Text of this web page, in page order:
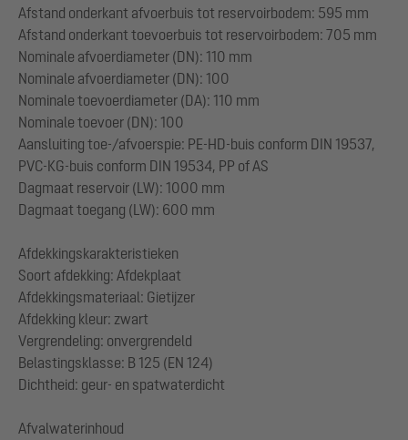
Afstand onderkant afvoerbuis tot reservoirbodem: 595 mm
Afstand onderkant toevoerbuis tot reservoirbodem: 705 mm
Nominale afvoerdiameter (DN): 110 mm
Nominale afvoerdiameter (DN): 100
Nominale toevoerdiameter (DA): 110 mm
Nominale toevoer (DN): 100
Aansluiting toe-/afvoerspie: PE-HD-buis conform DIN 19537,
PVC-KG-buis conform DIN 19534, PP of AS
Dagmaat reservoir (LW): 1000 mm
Dagmaat toegang (LW): 600 mm
Afdekkingskarakteristieken
Soort afdekking: Afdekplaat
Afdekkingsmateriaal: Gietijzer
Afdekking kleur: zwart
Vergrendeling: onvergrendeld
Belastingsklasse: B 125 (EN 124)
Dichtheid: geur- en spatwaterdicht
Afvalwaterinhoud